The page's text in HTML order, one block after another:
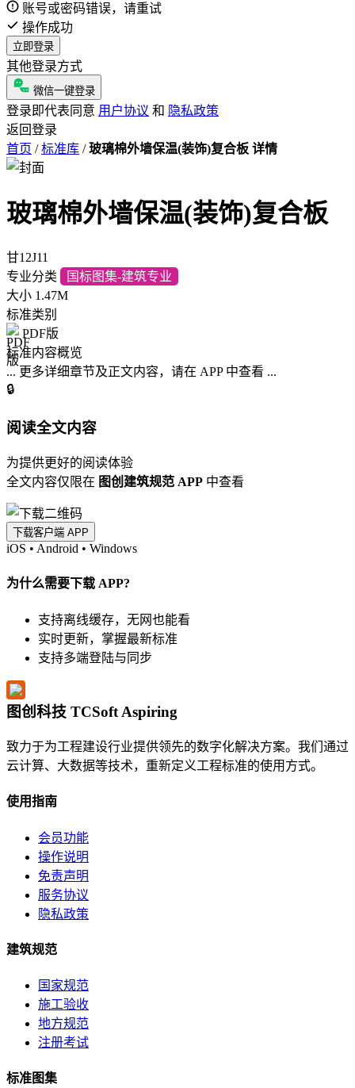
账号或密码错误，请重试
操作成功
立即登录
其他登录方式
微信一键登录
登录即代表同意 用户协议 和 隐私政策
返回登录
首页 / 标准库 / 玻璃棉外墙保温(装饰)复合板 详情
玻璃棉外墙保温(装饰)复合板
甘12J11
专业分类
国标图集-建筑专业
大小 1.47M
标准类别
PDF版
标准内容概览
... 更多详细章节及正文内容，请在 APP 中查看 ...
🔒
阅读全文内容
为提供更好的阅读体验
全文内容仅限在 图创建筑规范 APP 中查看
下载客户端 APP
iOS • Android • Windows
为什么需要下载 APP?
支持离线缓存，无网也能看
实时更新，掌握最新标准
支持多端登陆与同步
图创科技 TCSoft Aspiring
致力于为工程建设行业提供领先的数字化解决方案。我们通过
云计算、大数据等技术，重新定义工程标准的使用方式。
使用指南
会员功能
操作说明
免责声明
服务协议
隐私政策
建筑规范
国家规范
施工验收
地方规范
注册考试
标准图集